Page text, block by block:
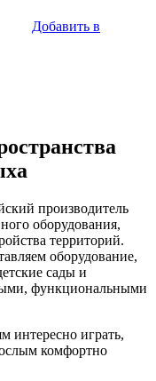
Добавить в
производитель
оборудования,
территорий.
оборудование,
сады и
функциональными
интересно играть,
комфортно